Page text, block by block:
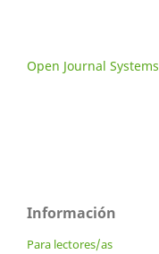
Open Journal Systems
Información
Para lectores/as